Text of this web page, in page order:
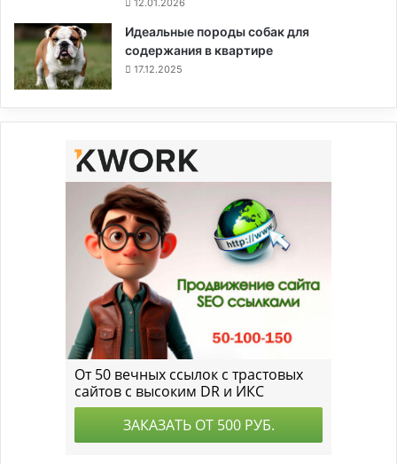
Идеальные породы собак для
содержания в квартире
17.12.2025